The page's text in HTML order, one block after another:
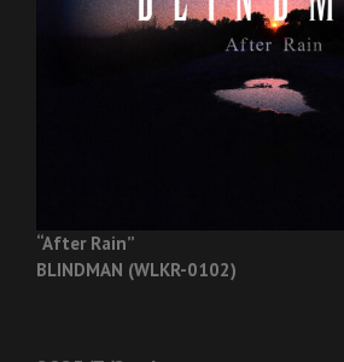
“After Rain”
BLINDMAN (WLKR-0102)